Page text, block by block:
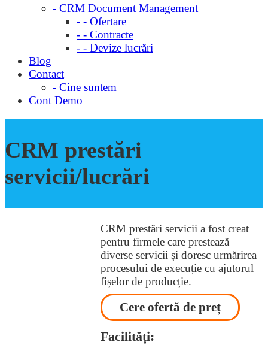
- CRM Document Management
- - Ofertare
- - Contracte
- - Devize lucrări
Blog
Contact
- Cine suntem
Cont Demo
CRM prestări
servicii/lucrări
CRM prestări servicii a fost creat
pentru firmele care prestează
diverse servicii și doresc urmărirea
procesului de execuție cu ajutorul
fișelor de producție.
Cere ofertă de preț
Facilități: